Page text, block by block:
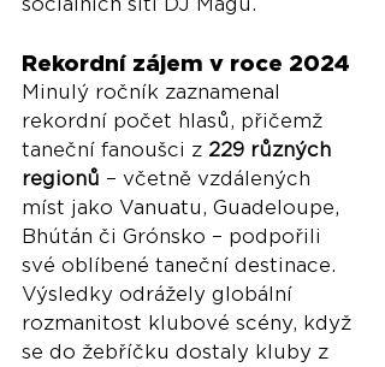
sociálních sítí DJ Magu.
Rekordní zájem v roce 2024
Minulý ročník zaznamenal
rekordní počet hlasů, přičemž
taneční fanoušci z 229 různých
regionů – včetně vzdálených
míst jako Vanuatu, Guadeloupe,
Bhútán či Grónsko – podpořili
své oblíbené taneční destinace.
Výsledky odrážely globální
rozmanitost klubové scény, když
se do žebříčku dostaly kluby z